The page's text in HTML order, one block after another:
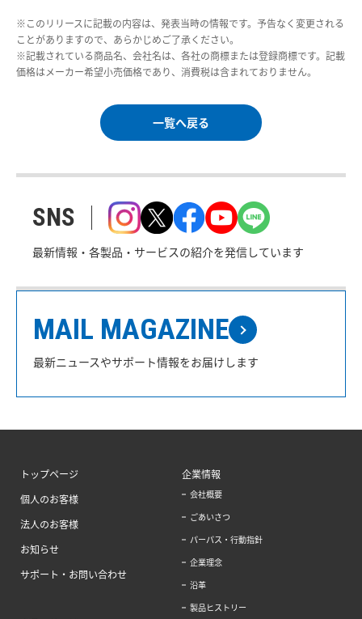
※このリリースに記載の内容は、発表当時の情報です。予告なく変更される
ことがありますので、あらかじめご了承ください。
※記載されている商品名、会社名は、各社の商標または登録商標です。記載
価格はメーカー希望小売価格であり、消費税は含まれておりません。
一覧へ戻る
SNS
最新情報・各製品・サービスの紹介を発信しています
MAIL MAGAZINE
最新ニュースやサポート情報をお届けします
トップページ
個人のお客様
法人のお客様
お知らせ
サポート・お問い合わせ
企業情報
会社概要
ごあいさつ
パーパス・行動指針
企業理念
沿革
製品ヒストリー